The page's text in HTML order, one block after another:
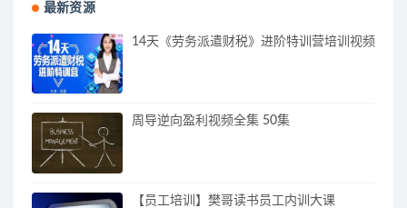
最新资源
14天《劳务派遣财税》进阶特训营培训视频
周导逆向盈利视频全集 50集
【员工培训】樊哥读书员工内训大课